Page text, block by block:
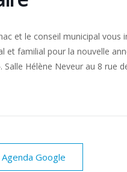
et le conseil municipal
et familial pour la nouvelle
Salle Hélène Neveur au 8 rue
Google